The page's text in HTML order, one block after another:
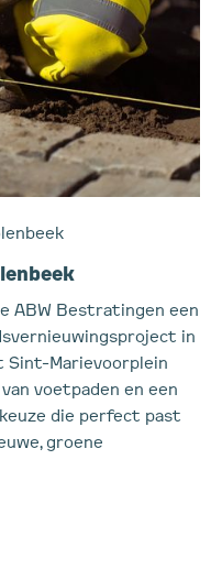
ABW Bestratingen een
in
Sint-Marievoorplein
voetpaden en een
die perfect past
groene